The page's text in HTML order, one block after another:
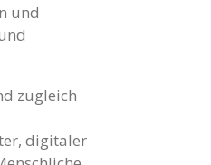
und
zugleich
digitaler